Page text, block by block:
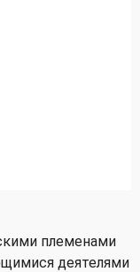
племенами
деятелями